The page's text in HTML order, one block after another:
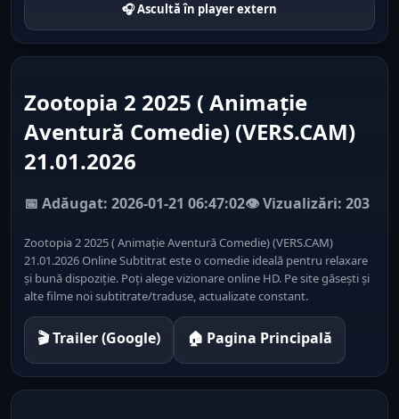
🎧 Ascultă în player extern
Zootopia 2 2025 ( Animație
Aventură Comedie) (VERS.CAM)
21.01.2026
📅 Adăugat: 2026-01-21 06:47:02👁️ Vizualizări: 203
Zootopia 2 2025 ( Animație Aventură Comedie) (VERS.CAM)
21.01.2026 Online Subtitrat este o comedie ideală pentru relaxare
și bună dispoziție. Poți alege vizionare online HD. Pe site găsești și
alte filme noi subtitrate/traduse, actualizate constant.
🎬 Trailer (Google) 🏠 Pagina Principală